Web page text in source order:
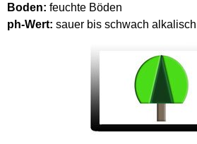
Boden: feuchte Böden
ph-Wert: sauer bis schwach alkalisch